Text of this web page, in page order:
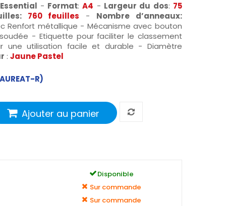
- Format:A4 - Largeur du dos: 75
760 feuilles - Nombre d’anneaux:
Renfort métallique - Mécanisme avec bouton
- Etiquette pour faciliter le classement
une utilisation facile et durable - Diamètre
: Jaune Pastel
R)
Ajouter au panier
Disponible
Sur commande
Sur commande